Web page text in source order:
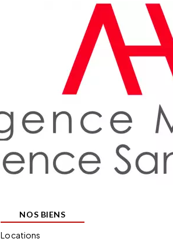
NOS BIENS
Locations